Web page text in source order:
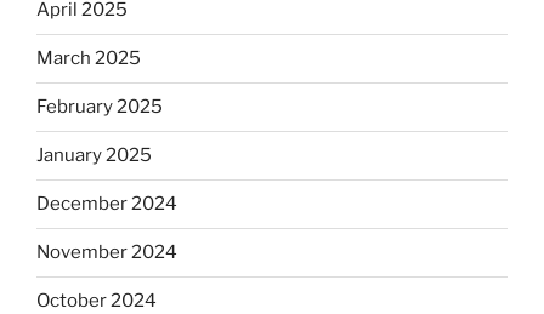
April 2025
March 2025
February 2025
January 2025
December 2024
November 2024
October 2024